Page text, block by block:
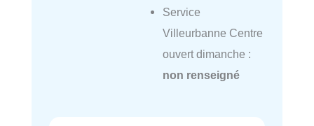
Service
Villeurbanne Centre
ouvert dimanche :
non renseigné